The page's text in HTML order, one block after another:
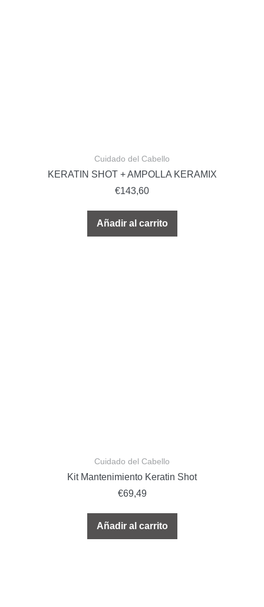
Cuidado del Cabello
KERATIN SHOT + AMPOLLA KERAMIX
€143,60
Añadir al carrito
Cuidado del Cabello
Kit Mantenimiento Keratin Shot
€69,49
Añadir al carrito